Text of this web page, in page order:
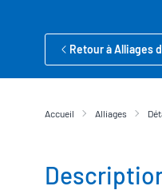
Retour à Alliages
Accueil Alliages